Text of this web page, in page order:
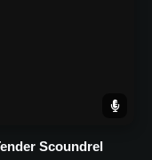
Scoundrel